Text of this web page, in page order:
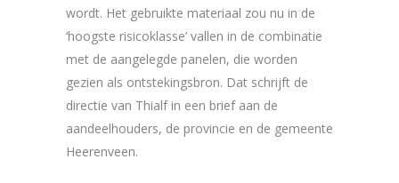
wordt. Het gebruikte materiaal zou nu in de
‘hoogste risicoklasse’ vallen in de combinatie
met de aangelegde panelen, die worden
gezien als ontstekingsbron. Dat schrijft de
directie van Thialf in een brief aan de
aandeelhouders, de provincie en de gemeente
Heerenveen.